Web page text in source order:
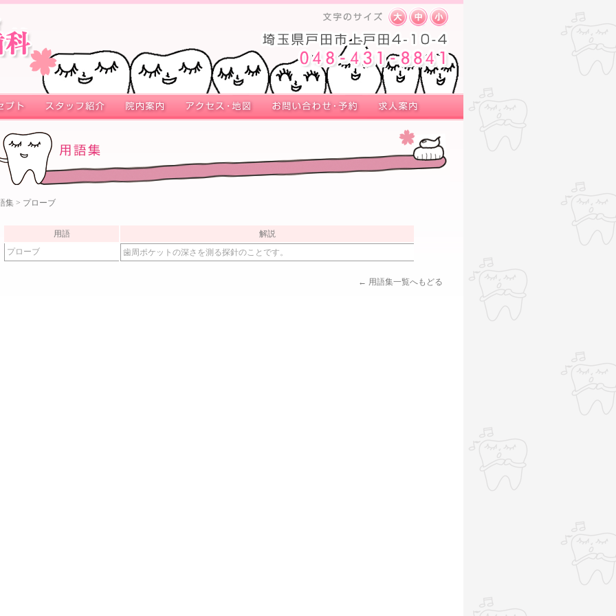
集 > プローブ
用語
解説
プローブ
歯周ポケットの深さを測る探針のことです。
← 用語集一覧へもどる